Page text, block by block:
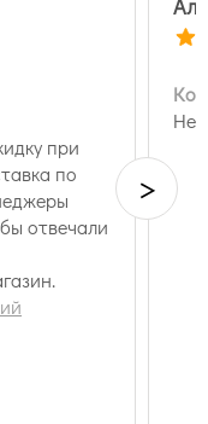
при
по
отвечали
Нет
>